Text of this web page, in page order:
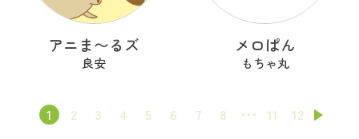
アニま〜るズ
良安
メロぱん
もちゃ丸
1 2 3 4 5 6 7 8 11 12